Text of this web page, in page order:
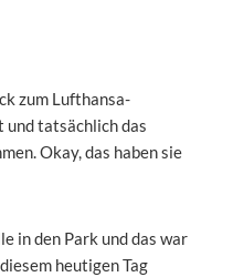
zum Lufthansa-
und tatsächlich das
Okay, das haben sie
in den Park und das war
heutigen Tag